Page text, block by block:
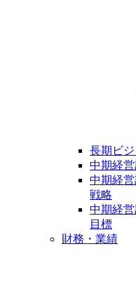
長期ビジ
中期経営
中期経営
戦略
中期経営
目標
財務・業績